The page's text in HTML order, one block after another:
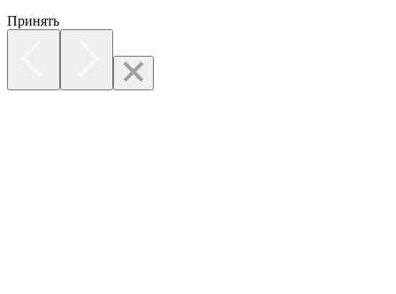
Принять